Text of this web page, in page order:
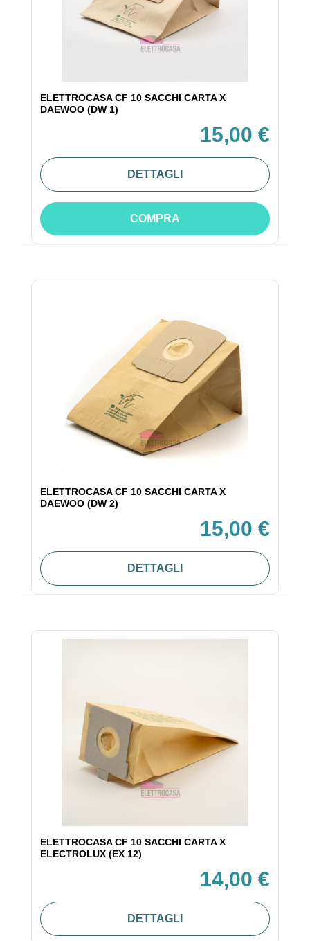
ELETTROCASA CF 10 SACCHI CARTA X
DAEWOO (DW 1)
15,00 €
DETTAGLI
COMPRA
ELETTROCASA CF 10 SACCHI CARTA X
DAEWOO (DW 2)
15,00 €
DETTAGLI
ELETTROCASA CF 10 SACCHI CARTA X
ELECTROLUX (EX 12)
14,00 €
DETTAGLI